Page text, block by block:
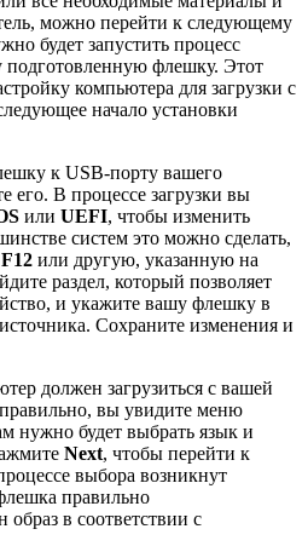
можно перейти к следующему
будет запустить процесс
подготовленную флешку. Этот
компьютера для загрузки с
начало установки
к USB-порту вашего
его. В процессе загрузки вы
или UEFI, чтобы изменить
систем это можно сделать,
F12 или другую, указанную на
раздел, который позволяет
и укажите вашу флешку в
Сохраните изменения и
должен загрузиться с вашей
вы увидите меню
нужно будет выбрать язык и
Next, чтобы перейти к
выбора возникнут
правильно
образ в соответствии с